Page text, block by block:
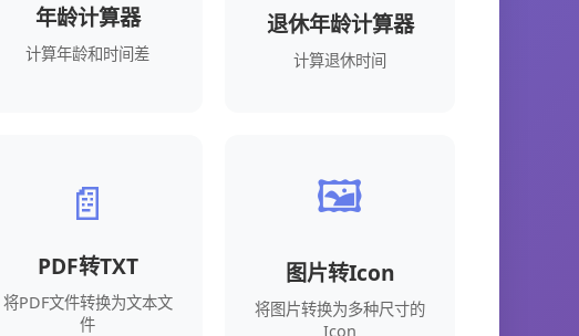
年龄计算器
计算年龄和时间差
退休年龄计算器
计算退休时间
📄
PDF转TXT
将PDF文件转换为文本文
件
🖼️
图片转Icon
将图片转换为多种尺寸的
Icon